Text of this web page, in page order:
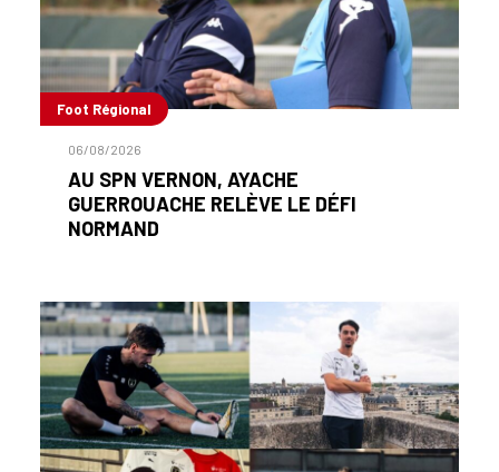
Foot Régional
06/08/2026
AU SPN VERNON, AYACHE
GUERROUACHE RELÈVE LE DÉFI
NORMAND